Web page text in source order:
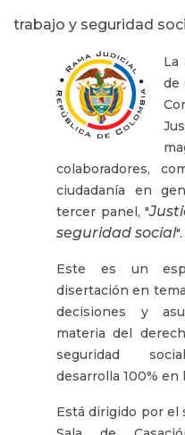
trabajo y seguridad
La
de
colaboradores,
ciudadanía en
tercer panel, "
seguridad social".
Este es un
disertación en
decisiones y
materia del
seguridad
desarrolla 100% en
Está dirigido por el